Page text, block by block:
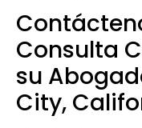
Consulta
su
City,